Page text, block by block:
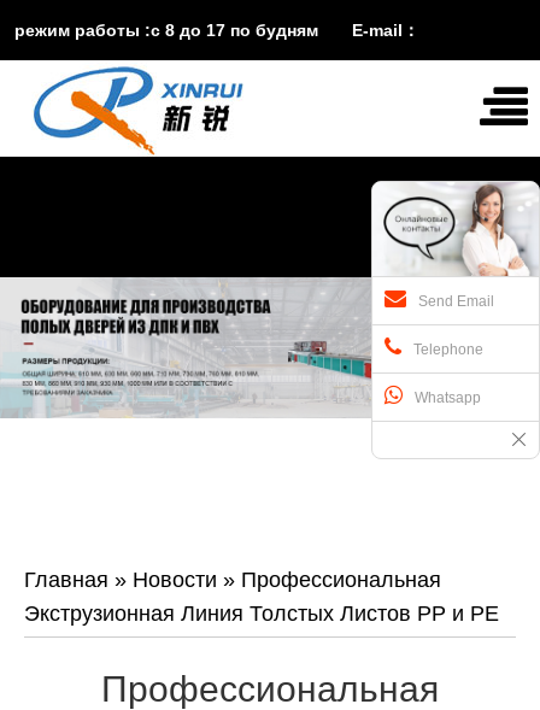
режим работы :с 8 до 17 по будням E-mail：
vira@xinruisuji.comWhatsApp： 
Главная » Новости » Профессиональная
Экструзионная Линия Толстых Листов PP и PE
Профессиональная
Send Email
Telephone
Whatsapp